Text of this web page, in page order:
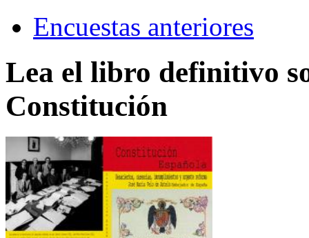
Encuestas anteriores
Lea el libro definitivo
Constitución